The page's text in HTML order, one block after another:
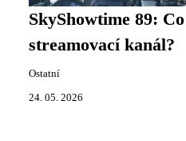
SkyShowtime 89:
streamovací kanál?
Ostatní
24. 05. 2026